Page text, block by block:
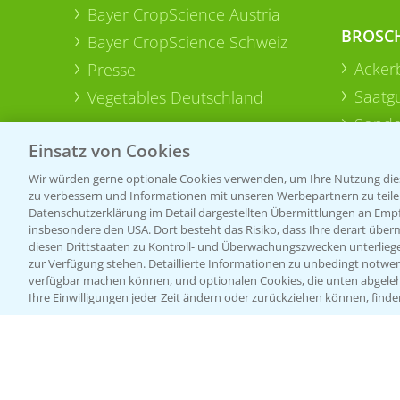
Bayer CropScience Austria
Bayer CropScience Schweiz
Presse
Vegetables Deutschland
Einsatz von Cookies
Wir würden gerne optionale Cookies verwenden, um Ihre Nutzung
zu verbessern und Informationen mit unseren Werbepartnern zu
Datenschutzerklärung im Detail dargestellten Übermittlungen an
insbesondere den USA. Dort besteht das Risiko, dass Ihre derart
diesen Drittstaaten zu Kontroll- und Überwachungszwecken
zur Verfügung stehen. Detaillierte Informationen zu unbedingt
verfügbar machen können, und optionalen Cookies, die unten
Ihre Einwilligungen jeder Zeit ändern oder zurückziehen können,